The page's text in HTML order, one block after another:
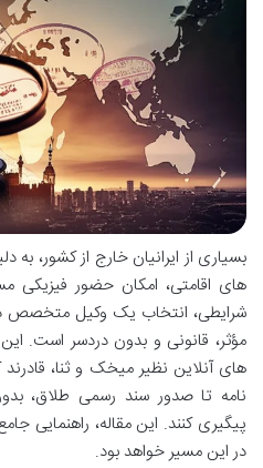
بسیاری از ایرانیان خارج از کشور،
های اقامتی، امکان حضور فیزیکی
شرایطی، انتخاب یک وکیل متخصص در
مؤثر، قانونی و بدون دردسر است.
های آنلاین نظیر میخک و ثنا،
نامه تا صدور سند رسمی طلاق،
پیگیری کنند. این مقاله، راهنمایی
در این مسیر خواهد بود.